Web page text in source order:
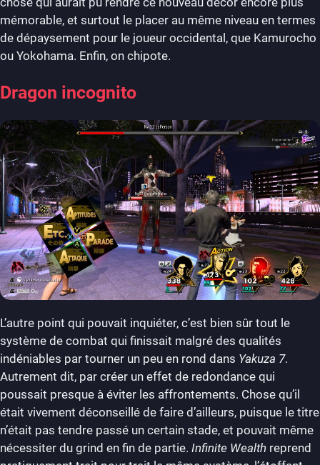
mémorable, et surtout le placer au même niveau en termes
de dépaysement pour le joueur occidental, que Kamurocho
ou Yokohama. Enfin, on chipote.
Dragon incognito
L’autre point qui pouvait inquiéter, c’est bien sûr tout le
système de combat qui finissait malgré des qualités
indéniables par tourner un peu en rond dans Yakuza 7.
Autrement dit, par créer un effet de redondance qui
poussait presque à éviter les affrontements. Chose qu’il
était vivement déconseillé de faire d’ailleurs, puisque le titre
n’était pas tendre passé un certain stade, et pouvait même
nécessiter du grind en fin de partie. Infinite Wealth reprend